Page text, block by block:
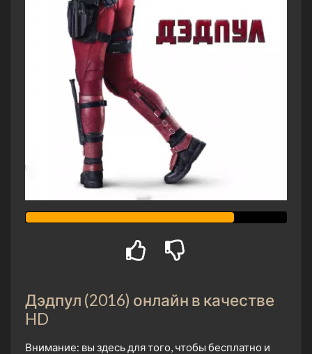
Дэдпул (2016) онлайн в качестве
HD
Внимание: вы здесь для того, чтобы бесплатно и